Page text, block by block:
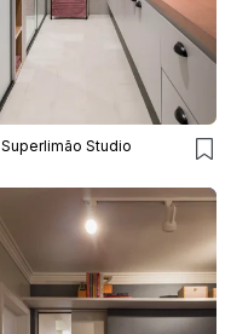
Superlimão Studio